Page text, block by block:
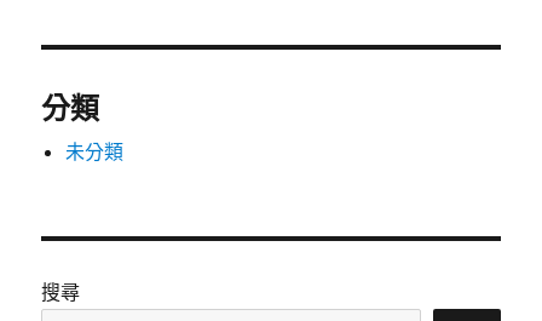
分類
未分類
搜尋